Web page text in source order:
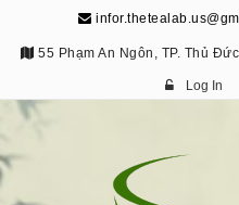
55 Phạm An Ngôn, TP. Thủ
Log In